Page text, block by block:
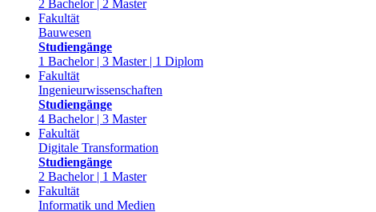
2 Bachelor | 2 Master
Fakultät
Bauwesen
Studiengänge
1 Bachelor | 3 Master | 1 Diplom
Fakultät
Ingenieurwissenschaften
Studiengänge
4 Bachelor | 3 Master
Fakultät
Digitale Transformation
Studiengänge
2 Bachelor | 1 Master
Fakultät
Informatik und Medien